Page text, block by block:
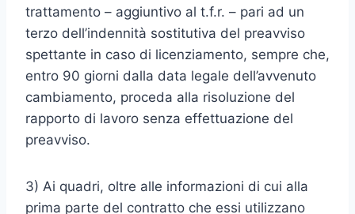
trattamento – aggiuntivo al t.f.r. – pari ad un
terzo dell’indennità sostitutiva del preavviso
spettante in caso di licenziamento, sempre che,
entro 90 giorni dalla data legale dell’avvenuto
cambiamento, proceda alla risoluzione del
rapporto di lavoro senza effettuazione del
preavviso.
3) Ai quadri, oltre alle informazioni di cui alla
prima parte del contratto che essi utilizzano